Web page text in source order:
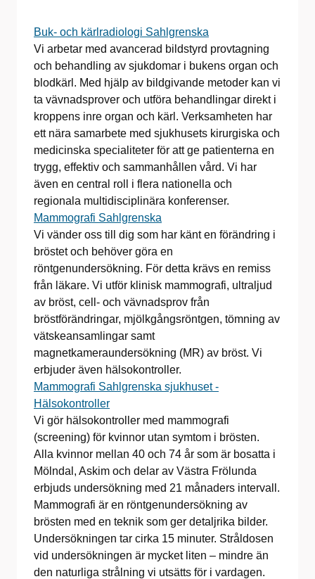
Buk- och kärlradiologi Sahlgrenska
Vi arbetar med avancerad bildstyrd provtagning
och behandling av sjukdomar i bukens organ och
blodkärl. Med hjälp av bildgivande metoder kan vi
ta vävnadsprover och utföra behandlingar direkt i
kroppens inre organ och kärl. Verksamheten har
ett nära samarbete med sjukhusets kirurgiska och
medicinska specialiteter för att ge patienterna en
trygg, effektiv och sammanhållen vård. Vi har
även en central roll i flera nationella och
regionala multidisciplinära konferenser.
Mammografi Sahlgrenska
Vi vänder oss till dig som har känt en förändring i
bröstet och behöver göra en
röntgenundersökning. För detta krävs en remiss
från läkare. Vi utför klinisk mammografi, ultraljud
av bröst, cell- och vävnadsprov från
bröstförändringar, mjölkgångsröntgen, tömning av
vätskeansamlingar samt
magnetkameraundersökning (MR) av bröst. Vi
erbjuder även hälsokontroller.
Mammografi Sahlgrenska sjukhuset -
Hälsokontroller
Vi gör hälsokontroller med mammografi
(screening) för kvinnor utan symtom i brösten.
Alla kvinnor mellan 40 och 74 år som är bosatta i
Mölndal, Askim och delar av Västra Frölunda
erbjuds undersökning med 21 månaders intervall.
Mammografi är en röntgenundersökning av
brösten med en teknik som ger detaljrika bilder.
Undersökningen tar cirka 15 minuter. Stråldosen
vid undersökningen är mycket liten – mindre än
den naturliga strålning vi utsätts för i vardagen.